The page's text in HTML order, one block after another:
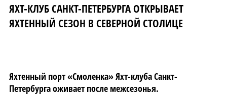
ЯХТ-КЛУБ САНКТ-ПЕТЕРБУРГА ОТКРЫВАЕТ
ЯХТЕННЫЙ СЕЗОН В СЕВЕРНОЙ СТОЛИЦЕ
Яхтенный порт «Смоленка» Яхт-клуба Санкт-
Петербурга оживает после межсезонья.